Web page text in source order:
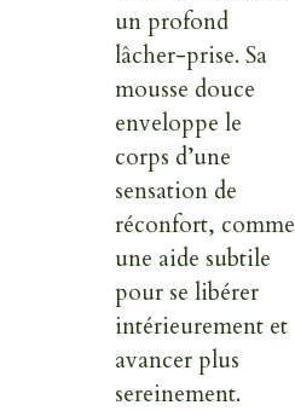
un profond
lâcher-prise. Sa
mousse douce
enveloppe le
corps d’une
sensation de
réconfort, comme
une aide subtile
pour se libérer
intérieurement et
avancer plus
sereinement.